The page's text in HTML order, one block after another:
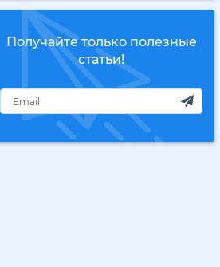
Получайте только полезные
статьи!